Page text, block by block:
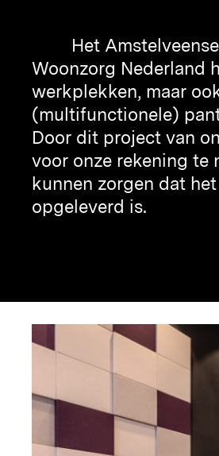
Het
Woonzorg Nederland
werkplekken, maar
(multifunctionele)
Door dit project van
voor onze rekening te
kunnen zorgen dat
opgeleverd is.